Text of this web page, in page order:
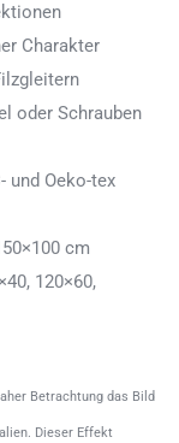
Charakter
oder Schrauben
und Oeko-tex
cm
120×60,
Betrachtung das Bild
Dieser Effekt